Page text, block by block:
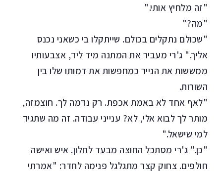
"זה מלחיץ אותי."
"מה?"
"שכולם נתקלים בכולם. שייתקלו בי כשאני נכנס
אליך." ג'רי מעביר את המתנה מיד ליד, אצבעותיו
ממששות את הנייר כמחפשות את דמותו שלו בין
השורות.
"לאף אחד לא באמת אכפת. רק נדמה לך. חוצמזה,
מותר לך לבוא אלי, לא? ענייני עבודה. זה מה שתגיד
למי שישאל."
"כן." ג'רי מסתכל החוצה מבעד לחלון. איש ואישה
חולפים. צחוק קצר מתגלגל פנימה לחדר: "אמרתי